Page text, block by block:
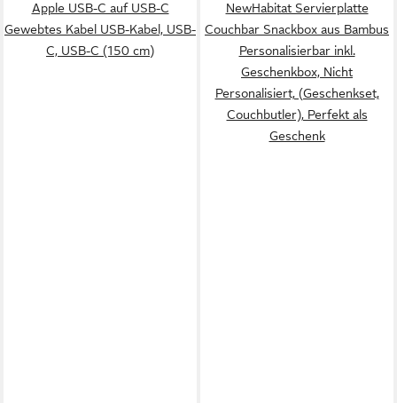
Apple USB-C auf USB-C
Gewebtes Kabel USB-Kabel, USB-
C, USB-C (150 cm)
NewHabitat Servierplatte
Couchbar Snackbox aus Bambus
Personalisierbar inkl.
Geschenkbox, Nicht
Personalisiert, (Geschenkset,
Couchbutler), Perfekt als
Geschenk